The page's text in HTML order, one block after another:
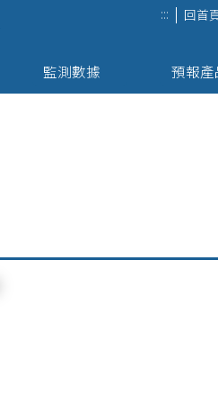
::: 回首
監測數據 預報產